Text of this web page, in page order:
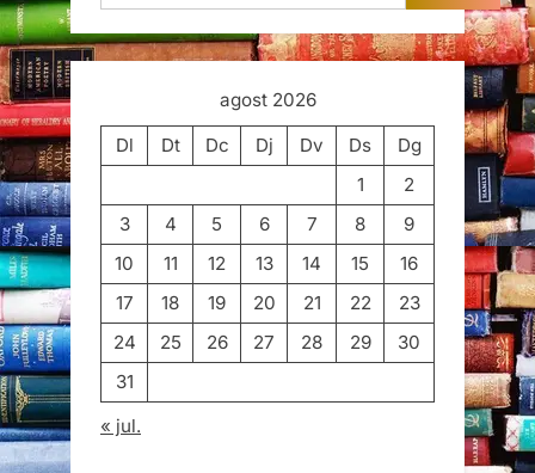
agost 2026
Dl
Dt Dc Dj Dv Ds
Dg
1
2
3
4 5 6 7 8
9
10
11 12 13 14 15
16
17
18 19 20 21 22
23
24
25 26 27 28 29
30
31
« jul.